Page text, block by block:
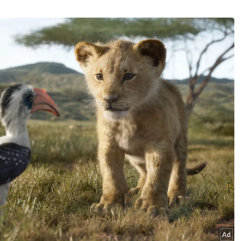
abang ipar pula hanya
pemandu lori, jadi
sekadar cukup untuk
anak yang masih bersekolah.
berat, kami tetap
dengan seikhlas hati kerana
kami empat
kematian ibu,” ujarnya yang
Kota Gelanggi Dua, di sini.